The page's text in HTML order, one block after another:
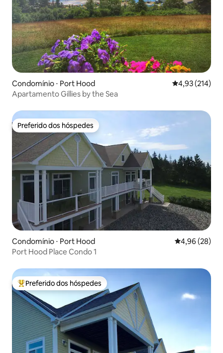
Condomínio ⋅ Port Hood 4,93 de uma
4,93 (214)
Apartamento Gillies by the Sea
Preferido dos hóspedes
Preferido dos hóspedes
Condomínio ⋅ Port Hood 4,96 de uma
4,96 (28)
Port Hood Place Condo 1
Entre os melhores preferidos dos hóspedes
Preferido dos hóspedes